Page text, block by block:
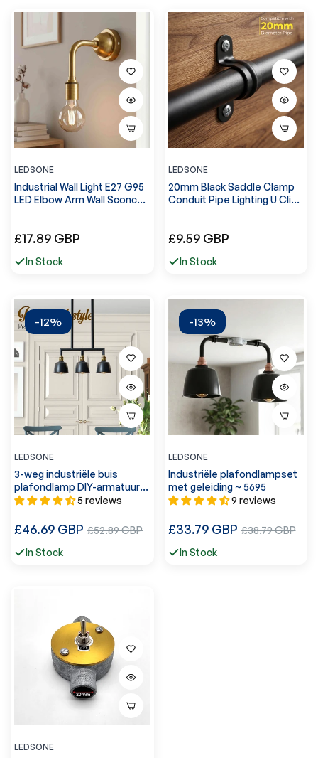
LEDSONE
Industrial Wall Light E27 G95
LED Elbow Arm Wall Sconce -
Normale
£17.89 GBP
In Stock
LEDSONE
20mm Black Saddle Clamp
Conduit Pipe Lighting U Clip
Normale
£9.59 GBP
In Stock
-12%
LEDSONE
3-weg industriële buis
plafondlamp DIY-armatuur -
5638
5 reviews
Normale
£46.69 GBP Verkoopprijs
£52.89 GBP
In Stock
-13%
LEDSONE
Industriële plafondlampset
met geleiding ~ 5695
9 reviews
Normale
£33.79 GBPVerkoopprijs
£38.79 GBP
In Stock
LEDSONE